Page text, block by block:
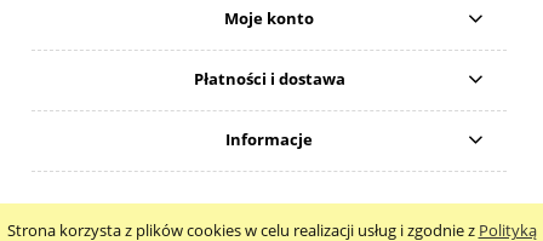
Strona korzysta z plików cookies w celu realizacji usług i zgodnie z Polityką
Moje konto
Płatności i dostawa
Informacje